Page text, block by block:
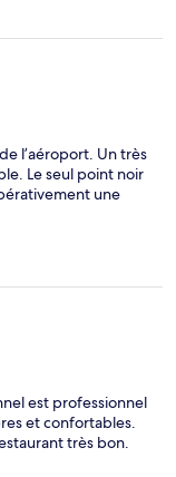
l’aéroport. Un très
Le seul point noir
une
est professionnel
et confortables.
très bon.